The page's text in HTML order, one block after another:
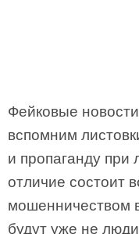
Фейковые
вспомним
и пропаганду
отличие состоит
мошенничеством
будут уже не